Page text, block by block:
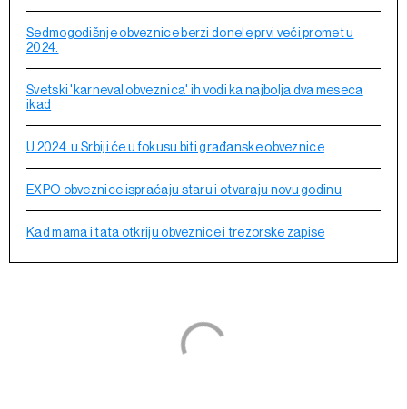
Sedmogodišnje obveznice berzi donele prvi veći promet u
2024.
Svetski 'karneval obveznica' ih vodi ka najbolja dva meseca
ikad
U 2024. u Srbiji će u fokusu biti građanske obveznice
EXPO obveznice ispraćaju staru i otvaraju novu godinu
Kad mama i tata otkriju obveznice i trezorske zapise